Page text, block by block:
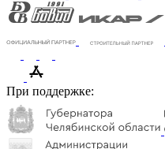
При поддержке: